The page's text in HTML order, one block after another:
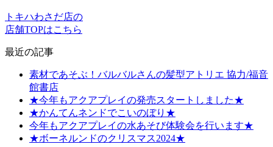
トキハわさだ店の
店舗TOPはこちら
最近の記事
素材であそぶ！バルバルさんの髪型アトリエ 協力/福音
館書店
★今年もアクアプレイの発売スタートしました★
★かんてんネンドでこいのぼり★
今年もアクアプレイの水あそび体験会を行います★
★ボーネルンドのクリスマス2024★